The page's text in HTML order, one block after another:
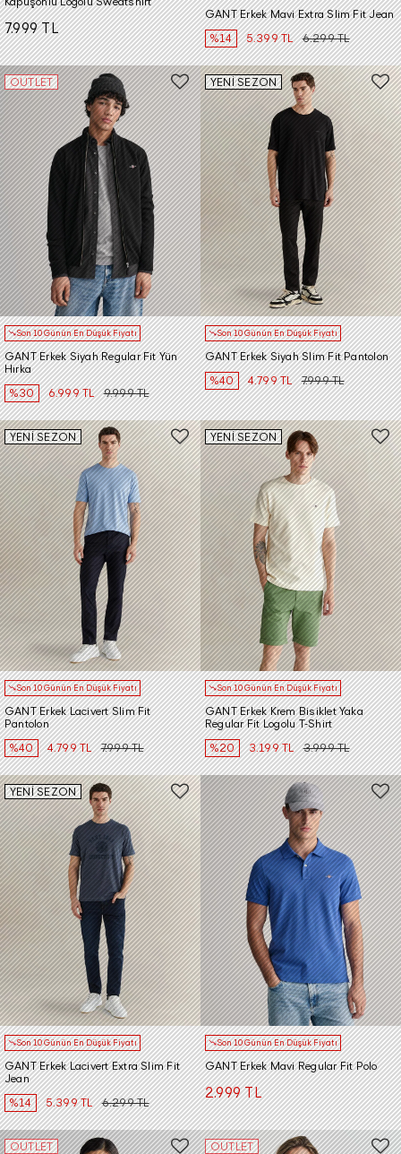
7.999 TL
GANT Erkek Mavi Extra Slim Fit Jean
%14
5.399 TL 6.299 TL
OUTLET
Son 10 Günün En Düşük Fiyatı
GANT Erkek Siyah Regular Fit Yün
Hırka
%30
6.999 TL 9.999 TL
YENİ SEZON
Son 10 Günün En Düşük Fiyatı
GANT Erkek Siyah Slim Fit Pantolon
%40
4.799 TL 7.999 TL
YENİ SEZON
Son 10 Günün En Düşük Fiyatı
GANT Erkek Lacivert Slim Fit
Pantolon
%40
4.799 TL 7.999 TL
YENİ SEZON
Son 10 Günün En Düşük Fiyatı
GANT Erkek Krem Bisiklet Yaka
Regular Fit Logolu T-Shirt
%20
3.199 TL 3.999 TL
YENİ SEZON
Son 10 Günün En Düşük Fiyatı
GANT Erkek Lacivert Extra Slim Fit
Jean
%14
5.399 TL 6.299 TL
Son 10 Günün En Düşük Fiyatı
GANT Erkek Mavi Regular Fit Polo
2.999 TL
OUTLET OUTLET